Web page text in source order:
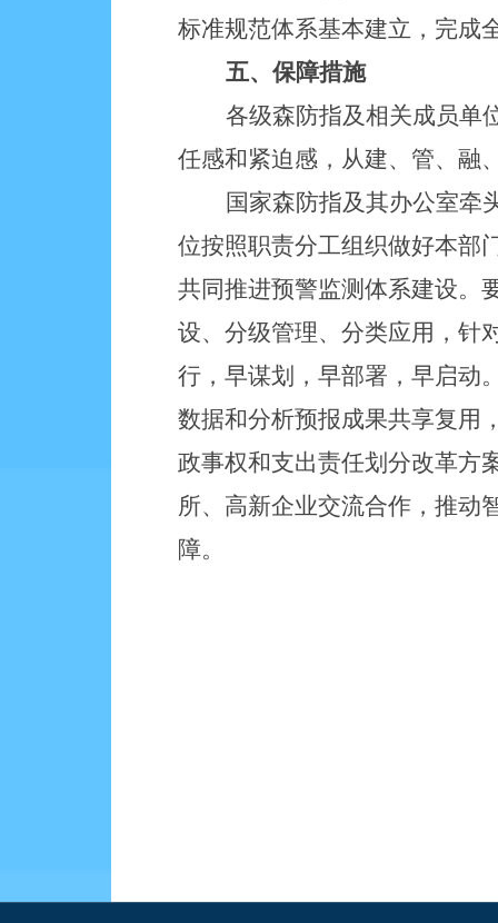
标准规范体系基本建立，完成
五、保障措施
各级森防指及相关成员单
任感和紧迫感，从建、管、融
国家森防指及其办公室牵
位按照职责分工组织做好本部
共同推进预警监测体系建设。
设、分级管理、分类应用，针
行，早谋划，早部署，早启动
数据和分析预报成果共享复用
政事权和支出责任划分改革方
所、高新企业交流合作，推动
障。